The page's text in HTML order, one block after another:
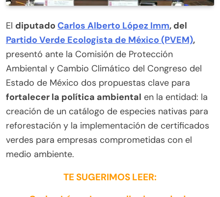
El diputado Carlos Alberto López Imm, del
Partido Verde Ecologista de México (PVEM),
presentó ante la Comisión de Protección
Ambiental y Cambio Climático del Congreso del
Estado de México dos propuestas clave para
fortalecer la política ambiental en la entidad: la
creación de un catálogo de especies nativas para
reforestación y la implementación de certificados
verdes para empresas comprometidas con el
medio ambiente.
TE SUGERIMOS LEER: